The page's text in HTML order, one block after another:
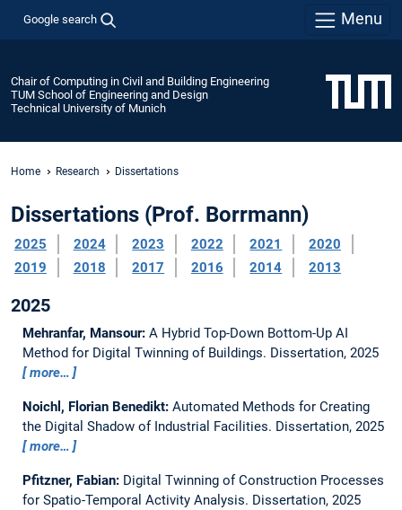
Google search Menu
Chair of Computing in Civil and Building Engineering
TUM School of Engineering and Design
Technical University of Munich
Home Research Dissertations
Dissertations (Prof. Borrmann)
2025 2024 2023 2022 2021
2020
2019
2018 2017 2016 2014 2013
2025
Mehranfar, Mansour: A Hybrid Top-Down Bottom-Up AI
Method for Digital Twinning of Buildings. Dissertation, 2025
more…
Noichl, Florian Benedikt: Automated Methods for Creating
the Digital Shadow of Industrial Facilities. Dissertation, 2025
more…
Pfitzner, Fabian: Digital Twinning of Construction Processes
for Spatio-Temporal Activity Analysis. Dissertation, 2025